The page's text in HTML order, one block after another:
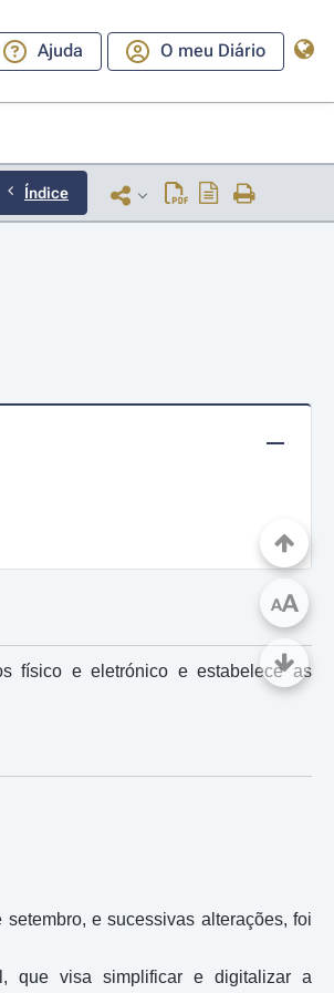
Ajuda O meu Diário
Índice
físico e eletrónico e estabelece as
setembro, e sucessivas alterações, foi
que visa simplificar e digitalizar a
AA